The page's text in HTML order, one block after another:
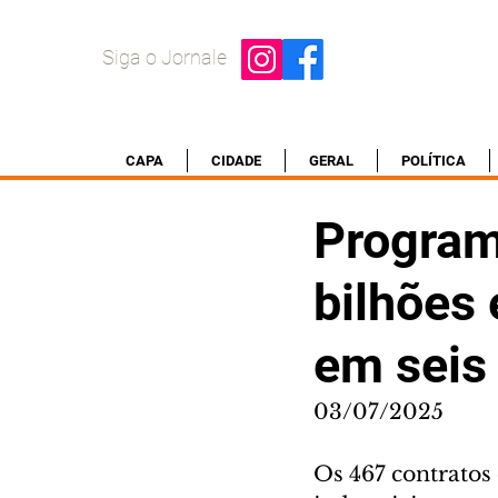
Siga o Jornale
CAPA CIDADE GERAL POLÍTICA
bilhões
em
03/07/2025
Os 467